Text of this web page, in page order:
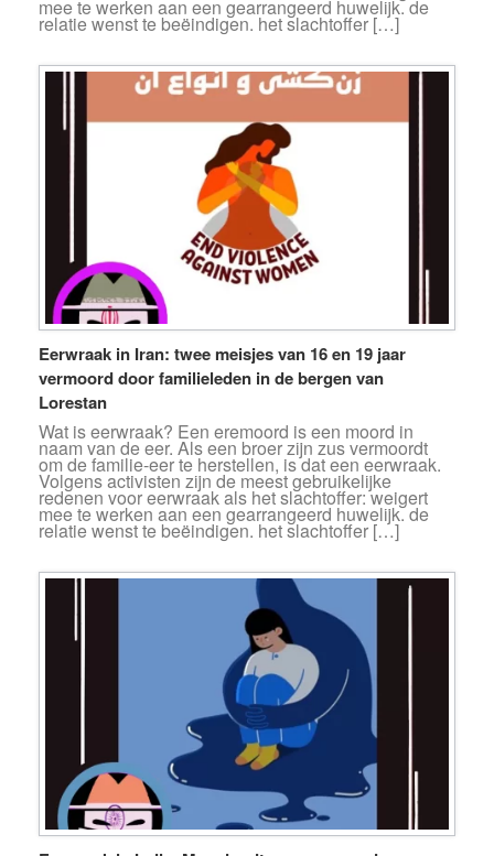
mee te werken aan een gearrangeerd huwelijk. de
relatie wenst te beëindigen. het slachtoffer […]
Eerwraak in Iran: twee meisjes van 16 en 19 jaar
vermoord door familieleden in de bergen van
Lorestan
Wat is eerwraak? Een eremoord is een moord in
naam van de eer. Als een broer zijn zus vermoordt
om de familie-eer te herstellen, is dat een eerwraak.
Volgens activisten zijn de meest gebruikelijke
redenen voor eerwraak als het slachtoffer: weigert
mee te werken aan een gearrangeerd huwelijk. de
relatie wenst te beëindigen. het slachtoffer […]